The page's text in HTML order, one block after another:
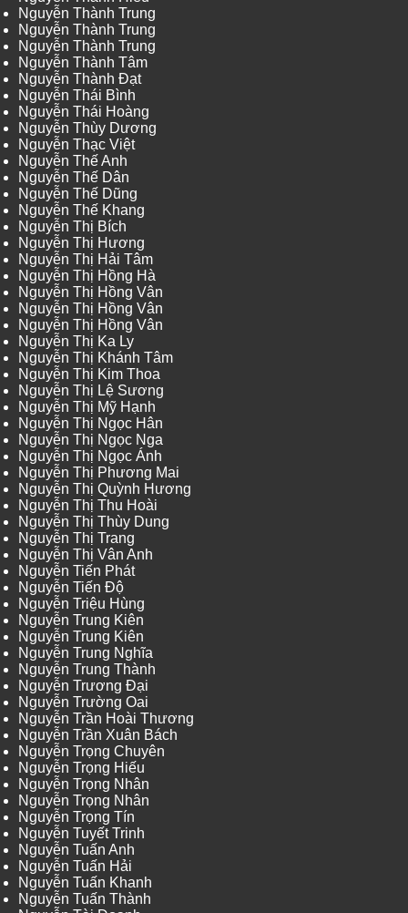
Nguyễn Thành Trung
Nguyễn Thành Trung
Nguyễn Thành Trung
Nguyễn Thành Tâm
Nguyễn Thành Đạt
Nguyễn Thái Bình
Nguyễn Thái Hoàng
Nguyễn Thùy Dương
Nguyễn Thạc Việt
Nguyễn Thế Anh
Nguyễn Thế Dân
Nguyễn Thế Dũng
Nguyễn Thế Khang
Nguyễn Thị Bích
Nguyễn Thị Hương
Nguyễn Thị Hải Tâm
Nguyễn Thị Hồng Hà
Nguyễn Thị Hồng Vân
Nguyễn Thị Hồng Vân
Nguyễn Thị Hồng Vân
Nguyễn Thị Ka Ly
Nguyễn Thị Khánh Tâm
Nguyễn Thị Kim Thoa
Nguyễn Thị Lệ Sương
Nguyễn Thị Mỹ Hạnh
Nguyễn Thị Ngọc Hân
Nguyễn Thị Ngọc Nga
Nguyễn Thị Ngọc Ánh
Nguyễn Thị Phương Mai
Nguyễn Thị Quỳnh Hương
Nguyễn Thị Thu Hoài
Nguyễn Thị Thùy Dung
Nguyễn Thị Trang
Nguyễn Thị Vân Anh
Nguyễn Tiến Phát
Nguyễn Tiến Độ
Nguyễn Triệu Hùng
Nguyễn Trung Kiên
Nguyễn Trung Kiên
Nguyễn Trung Nghĩa
Nguyễn Trung Thành
Nguyễn Trương Đại
Nguyễn Trường Oai
Nguyễn Trần Hoài Thương
Nguyễn Trần Xuân Bách
Nguyễn Trọng Chuyên
Nguyễn Trọng Hiếu
Nguyễn Trọng Nhân
Nguyễn Trọng Nhân
Nguyễn Trọng Tín
Nguyễn Tuyết Trinh
Nguyễn Tuấn Anh
Nguyễn Tuấn Hải
Nguyễn Tuấn Khanh
Nguyễn Tuấn Thành